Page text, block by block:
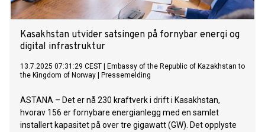
Kasakhstan utvider satsingen på fornybar energi og
digital infrastruktur
13.7.2025 07:31:29 CEST
Embassy of the Republic of Kazakhstan to
the Kingdom of Norway
Pressemelding
ASTANA – Det er nå 230 kraftverk i drift i Kasakhstan,
hvorav 156 er fornybare energianlegg med en samlet
installert kapasitet på over tre gigawatt (GW). Det opplyste